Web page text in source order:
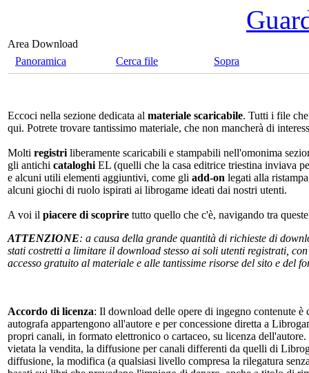
Area Download
Panoramica
Cerca file Sopra
Eccoci nella sezione dedicata al materiale scaricabile. Tutti i file
qui. Potrete trovare tantissimo materiale, che non mancherà di
Molti registri liberamente scaricabili e stampabili nell'omonima
gli antichi cataloghi EL (quelli che la casa editrice triestina inviava
e alcuni utili elementi aggiuntivi, come gli add-on legati alla
alcuni giochi di ruolo ispirati ai librogame ideati dai nostri utenti.
A voi il piacere di scoprire tutto quello che c'è, navigando tra
ATTENZIONE: a causa della grande quantità di richieste di
stati costretti a limitare il download stesso ai soli utenti registrati,
accesso gratuito al materiale e alle tantissime risorse del sito e
Accordo di licenza: Il download delle opere di ingegno contenute
autografa appartengono all'autore e per concessione diretta a
propri canali, in formato elettronico o cartaceo, su licenza
vietata la vendita, la diffusione per canali differenti da quelli di
diffusione, la modifica (a qualsiasi livello compresa la rilegatura